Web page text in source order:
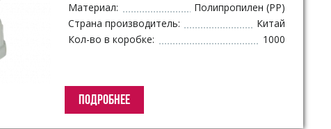
Материал:
Полипропилен (PP)
Страна производитель:
Китай
Кол-во в коробке:
1000
ПОДРОБНЕЕ